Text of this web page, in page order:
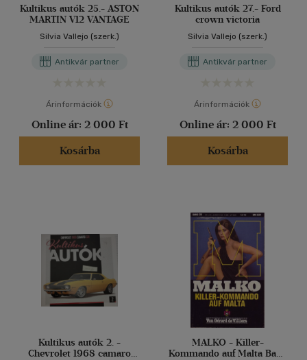
Kultikus autók 25.- ASTON
MARTIN V12 VANTAGE
Silvia Vallejo (szerk.)
Antikvár partner
Árinformációk
Online ár: 2 000 Ft
Kosárba
Kultikus autók 27.- Ford
crown victoria
Silvia Vallejo (szerk.)
Antikvár partner
Árinformációk
Online ár: 2 000 Ft
Kosárba
Kultikus autók 2. -
Chevrolet 1968 camaro
MALKO - Killer-
Kommando auf Malta Band